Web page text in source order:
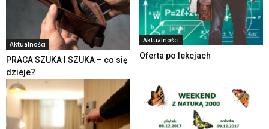
Aktualności
PRACA SZUKA I SZUKA – co się
dzieje?
Aktualności
Oferta po lekcjach